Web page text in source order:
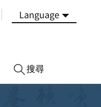
Language
搜尋